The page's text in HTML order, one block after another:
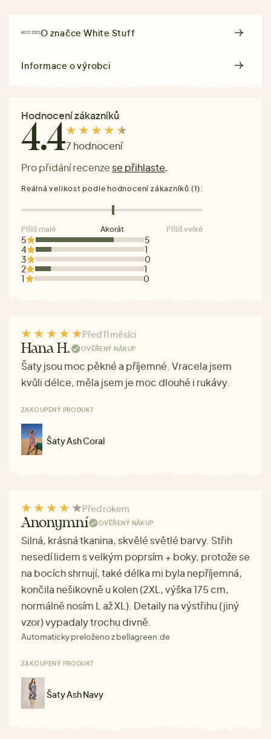
O značceWhite Stuff
Informace o výrobci
Hodnocení zákazníků
4.47 hodnocení
Pro přidání recenze se přihlaste.
5
5
4
1
3
0
2
1
1
0
Reálná velikost podle hodnocení zákazníků (1):
Příliš malé Akorát Příliš velké
Před 11 měsíci
Hana H. OVĚŘENÝ NÁKUP
Šaty jsou moc pěkné a příjemné. Vracela jsem
kvůli délce, měla jsem je moc dlouhé i rukávy.
ZAKOUPENÝ PRODUKT
Šaty Ash Coral
Před rokem
Anonymní OVĚŘENÝ NÁKUP
Silná, krásná tkanina, skvělé světlé barvy. Střih
nesedí lidem s velkým poprsím + boky, protože se
na bocích shrnují, také délka mi byla nepříjemná,
končila nešikovně u kolen (2XL, výška 175 cm,
normálně nosím L až XL). Detaily na výstřihu (jiný
vzor) vypadaly trochu divně.
Automaticky preloženo z bellagreen.de
ZAKOUPENÝ PRODUKT
Šaty Ash Navy